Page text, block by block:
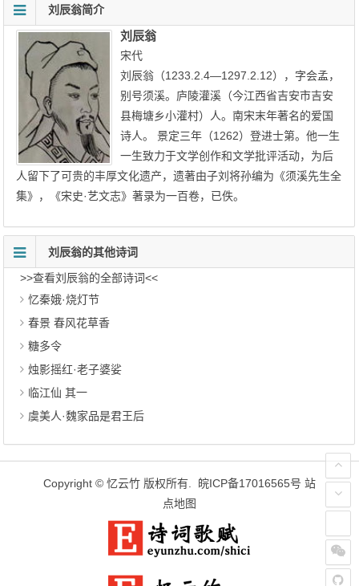
刘辰翁简介
刘辰翁
宋代
刘辰翁（1233.2.4—1297.2.12），字会孟，
别号须溪。庐陵灌溪（今江西省吉安市吉安
县梅塘乡小灌村）人。南宋末年著名的爱国
诗人。 景定三年（1262）登进士第。他一生
一生致力于文学创作和文学批评活动，为后
人留下了可贵的丰厚文化遗产，遗著由子刘将孙编为《须溪先生全
集》，《宋史·艺文志》著录为一百卷，已佚。
刘辰翁的其他诗词
>>查看刘辰翁的全部诗词<<
忆秦娥·烧灯节
春景 春风花草香
糖多令
烛影摇红·老子婆娑
临江仙 其一
虞美人·魏家品是君王后
Copyright © 忆云竹 版权所有. 皖ICP备17016565号 站
点地图